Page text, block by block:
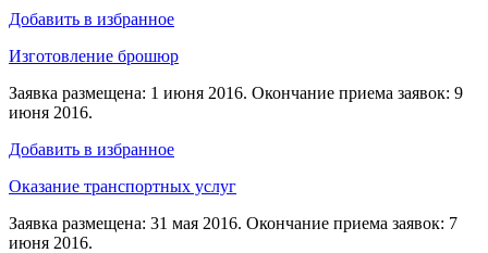
Добавить в избранное
Изготовление брошюр
Заявка размещена: 1 июня 2016. Окончание приема заявок: 9
июня 2016.
Добавить в избранное
Оказание транспортных услуг
Заявка размещена: 31 мая 2016. Окончание приема заявок: 7
июня 2016.